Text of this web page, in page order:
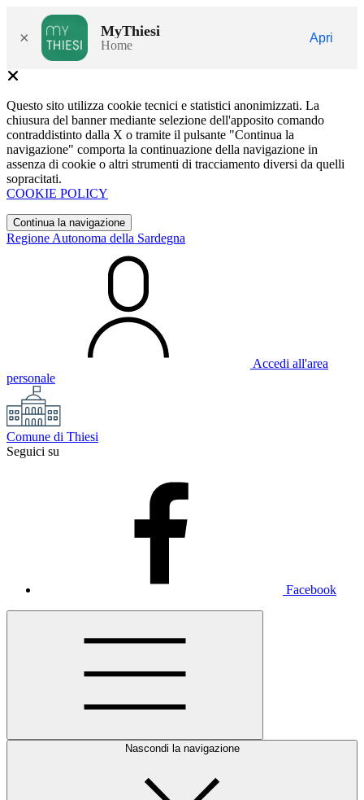
× MyThiesi
Home
Apri
Questo sito utilizza cookie tecnici e statistici anonimizzati. La
chiusura del banner mediante selezione dell'apposito comando
contraddistinto dalla X o tramite il pulsante "Continua la
navigazione" comporta la continuazione della navigazione in
assenza di cookie o altri strumenti di tracciamento diversi da quelli
sopracitati.
COOKIE POLICY
Continua la navigazione
Regione Autonoma della Sardegna
Accedi all'area
personale
Comune di Thiesi
Seguici su
Facebook
Nascondi la navigazione